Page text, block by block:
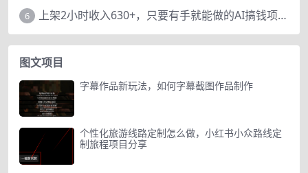
6 上架2小时收入630+，只要有手就能做的AI搞钱项目，奶奶看完都能学会!
图文项目
字幕作品新玩法，如何字幕截图作品制作
个性化旅游线路定制怎么做，小红书小众路线定
制旅程项目分享